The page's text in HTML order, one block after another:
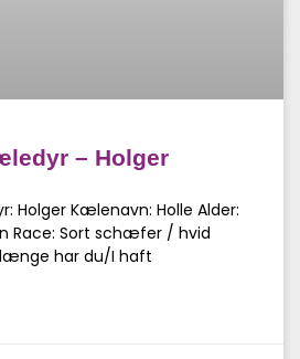
– Holger
Holger Kælenavn: Holle Alder:
Race: Sort schæfer / hvid
har du/I haft